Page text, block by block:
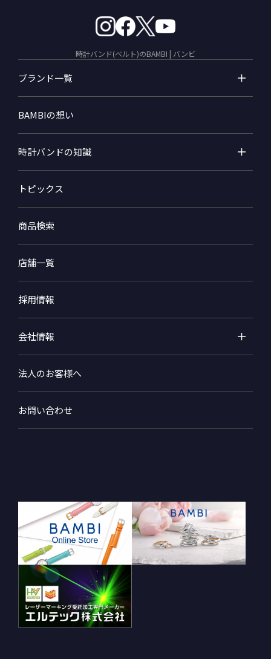
時計バンド(ベルト)のBAMBI | バンビ
ブランド一覧
BAMBIの想い
時計バンドの知識
トピックス
商品検索
店舗一覧
採用情報
会社情報
法人のお客様へ
お問い合わせ